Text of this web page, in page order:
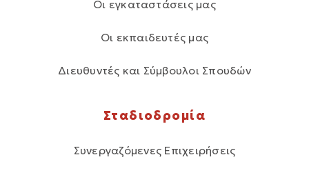
Οι εγκαταστάσεις μας
Οι εκπαιδευτές μας
Διευθυντές και Σύμβουλοι Σπουδών
Σταδιοδρομία
Συνεργαζόμενες Επιχειρήσεις